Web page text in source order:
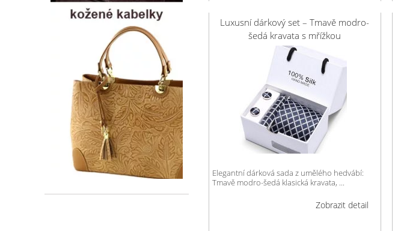
Luxusní dárkový set – Tmavě modro-
šedá kravata s mřížkou
Elegantní dárková sada z umělého hedvábí:
Tmavě modro-šedá klasická kravata, ...
Zobrazit detail